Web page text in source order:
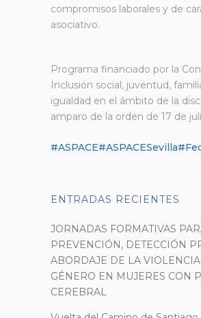
compromisos laborales y de
asociativo.
Programa financiado por la
Inclusión social, juventud,
igualdad en el ámbito de la
amparo de la orden de 17 de
#ASPACE#ASPACESevilla
ENTRADAS RECIENTES
JORNADAS FORMATIVAS
PREVENCIÓN, DETECCIÓN
ABORDAJE DE LA
GÉNERO EN MUJERES CON
CEREBRAL